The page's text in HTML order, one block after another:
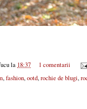
la 18:37
1 comentarii
,fashion,ootd,rochie de blugi,